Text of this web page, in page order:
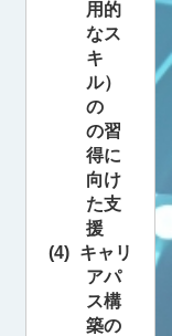
用的
なス
キ
ル）
の
の習
得に
向け
た支
援
キャリ
アパ
ス構
築の